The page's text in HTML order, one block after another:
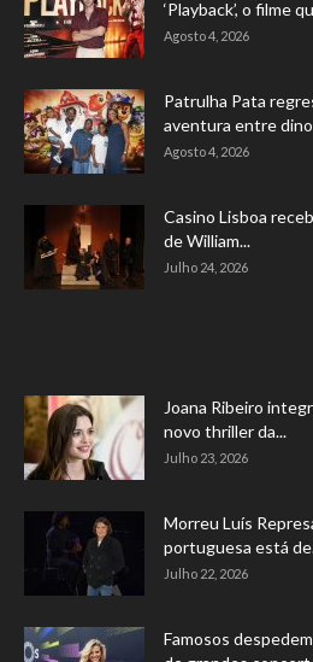
‘Playback’, o filme
Agosto 4, 2026
Patrulha Pata
aventura entre
Agosto 4, 2026
Casino Lisboa
de William...
Julho 24, 2026
Joana Ribeiro
novo thriller da...
Julho 23, 2026
Morreu Luís
portuguesa está
Julho 22, 2026
Famosos